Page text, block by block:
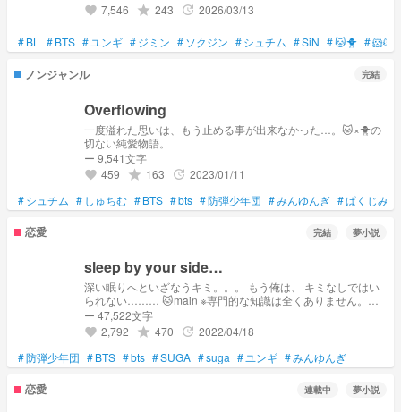
favorite 7,546 grade 243 update 2026/03/13
#BL #BTS #ユンギ #ジミン #ソクジン #シュチム #SiN #🐱🐥 #🐹🐱
ノンジャンル 完結
Overflowing
一度溢れた思いは、もう止める事が出来なかった…。🐱×🐥の
切ない純愛物語。
ー 9,541文字
favorite 459 grade 163 update 2023/01/11
#シュチム # しゅちむ #BTS #bts #防弾少年団 #みんゆんぎ #ぱくじみん
恋愛 完結 夢小説
sleep by your side…
深い眠りへといざなうキミ。。。 もう俺は、 キミなしではい
られない……… 🐱main ※専門的な知識は全くありません。全
て作り話です！※ ※後日、フォロワー様限定にしますので是非
フォローよろしくお願いします。※
ー 47,522文字
favorite 2,792 grade 470 update 2022/04/18
#防弾少年団 #BTS #bts #SUGA #suga # ユンギ #みんゆんぎ
恋愛 連載中 夢小説